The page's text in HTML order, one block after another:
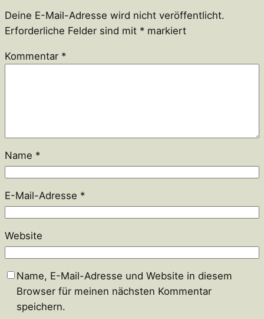
Deine E-Mail-Adresse wird nicht veröffentlicht.
Erforderliche Felder sind mit * markiert
Kommentar *
Name *
E-Mail-Adresse *
Website
Name, E-Mail-Adresse und Website in diesem
Browser für meinen nächsten Kommentar
speichern.